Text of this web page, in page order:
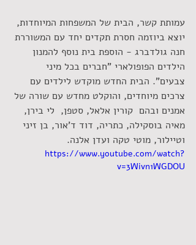
עמותת קשר, הבית של המשפחות המיוחדות,
יוצא ביוזמה חסרת תקדים יחד עם המשוררת
חנה גולדברג - הוספת בית נוסף להמנון
הילדים הפופולארי "חברים בכל מיני
צבעים". הבית החדש מוקדש לילדים עם
צרכים מיוחדים, והוקלט מחדש עם שורה של
אמנים ובהם  קורין אלאל, סטפן,  לי בירן,
מאיה בוסקילה, כתריה, דוד ד'אור, בן זיני
וטיילור, מוטי טקה ועדן אלנה.
https://www.youtube.com/watch?
v=3Wivn1WGDOU